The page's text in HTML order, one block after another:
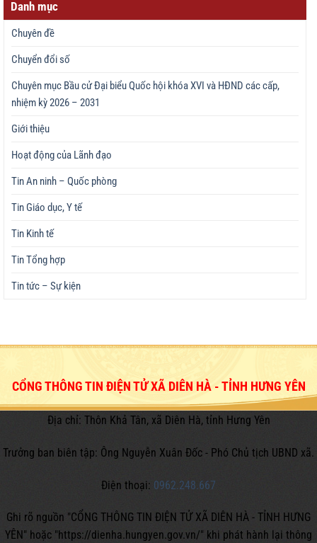
Danh mục
Chuyên đề
Chuyển đổi số
Chuyên mục Bầu cử Đại biểu Quốc hội khóa XVI và HĐND các cấp,
nhiệm kỳ 2026 – 2031
Giới thiệu
Hoạt động của Lãnh đạo
Tin An ninh – Quốc phòng
Tin Giáo dục, Y tế
Tin Kinh tế
Tin Tổng hợp
Tin tức – Sự kiện
CỔNG THÔNG TIN ĐIỆN TỬ XÃ DIÊN HÀ - TỈNH HƯNG YÊN
Địa chỉ: Thôn Khả Tân, xã Diên Hà, tỉnh Hưng Yên
Trưởng ban biên tập: Ông Nguyễn Xuân Đốc - Phó Chủ tịch UBND xã.
Điện thoại: 0962.248.667
Ghi rõ nguồn "CỔNG THÔNG TIN ĐIỆN TỬ XÃ DIÊN HÀ - TỈNH HƯNG
YÊN" hoặc "https://dienha.hungyen.gov.vn/" khi phát hành lại thông